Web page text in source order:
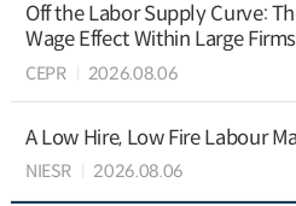
Off the Labor Supply Curve:
Wage Effect Within Large Firms
CEPR 2026.08.06
A Low Hire, Low Fire Labour
NIESR 2026.08.06